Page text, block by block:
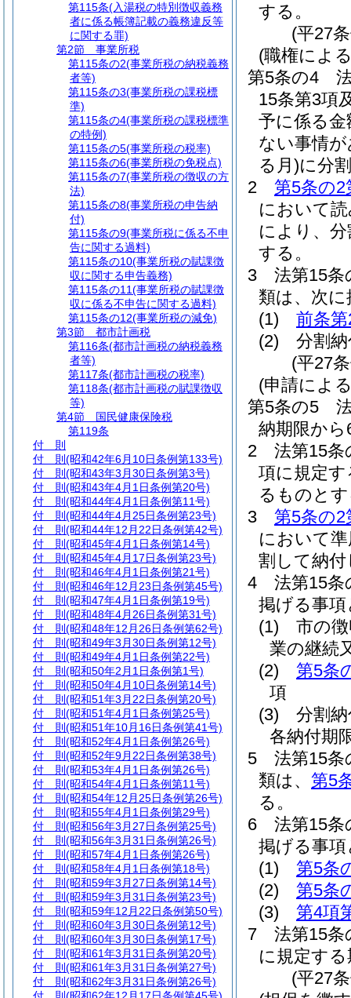
する。
(平27
(職権によ
第5条の4
15条第3項
予に係る
ない事情
る月)に分
2
第5条の2
において
により、
する。
3
法第15条
類は、次
(1)
前条
(2)
分割
(平27
(申請によ
第5条の5
納期限か
2
法第15条
項に規定
るものと
3
第5条の2
において
割して納
4
法第15
掲げる事
(1)
市の
業の継続
(2)
第5条
項
(3)
分割
各納付期
5
法第15条
類は、 第5
る。
6
法第15
掲げる事
(1)
第5条
(2)
第5条
(3)
第4項
7
法第15条
に規定す
(平27
第115条(入湯税の特別徴収義務
者に係る帳簿記載の義務違反等
に関する罪)
第2節
事業所税
第115条の2(事業所税の納税義務
者等)
第115条の3(事業所税の課税標
準)
第115条の4(事業所税の課税標準
の特例)
第115条の5(事業所税の税率)
第115条の6(事業所税の免税点)
第115条の7(事業所税の徴収の方
法)
第115条の8(事業所税の申告納
付)
第115条の9(事業所税に係る不申
告に関する過料)
第115条の10(事業所税の賦課徴
収に関する申告義務)
第115条の11(事業所税の賦課徴
収に係る不申告に関する過料)
第115条の12(事業所税の減免)
第3節
都市計画税
第116条(都市計画税の納税義務
者等)
第117条(都市計画税の税率)
第118条(都市計画税の賦課徴収
等)
第4節
国民健康保険税
第119条
付 則
付 則 (昭和42年6月10日条例第133号)
付 則 (昭和43年3月30日条例第3号)
付 則 (昭和43年4月1日条例第20号)
付 則 (昭和44年4月1日条例第11号)
付 則 (昭和44年4月25日条例第23号)
付 則 (昭和44年12月22日条例第42号)
付 則 (昭和45年4月1日条例第14号)
付 則 (昭和45年4月17日条例第23号)
付 則 (昭和46年4月1日条例第21号)
付 則 (昭和46年12月23日条例第45号)
付 則 (昭和47年4月1日条例第19号)
付 則 (昭和48年4月26日条例第31号)
付 則 (昭和48年12月26日条例第62号)
付 則 (昭和49年3月30日条例第12号)
付 則 (昭和49年4月1日条例第22号)
付 則 (昭和50年2月1日条例第1号)
付 則 (昭和50年4月10日条例第14号)
付 則 (昭和51年3月22日条例第20号)
付 則 (昭和51年4月1日条例第25号)
付 則 (昭和51年10月16日条例第41号)
付 則 (昭和52年4月1日条例第26号)
付 則 (昭和52年9月22日条例第38号)
付 則 (昭和53年4月1日条例第26号)
付 則 (昭和54年4月1日条例第11号)
付 則 (昭和54年12月25日条例第26号)
付 則 (昭和55年4月1日条例第29号)
付 則 (昭和56年3月27日条例第25号)
付 則 (昭和56年3月31日条例第26号)
付 則 (昭和57年4月1日条例第26号)
付 則 (昭和58年4月1日条例第18号)
付 則 (昭和59年3月27日条例第14号)
付 則 (昭和59年3月31日条例第23号)
付 則 (昭和59年12月22日条例第50号)
付 則 (昭和60年3月30日条例第12号)
付 則 (昭和60年3月30日条例第17号)
付 則 (昭和61年3月31日条例第20号)
付 則 (昭和61年3月31日条例第27号)
付 則 (昭和62年3月31日条例第26号)